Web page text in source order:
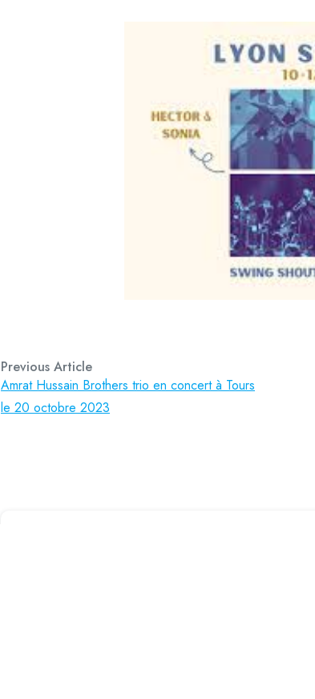
Previous Article
Amrat Hussain Brothers trio en concert à Tours
le 20 octobre 2023